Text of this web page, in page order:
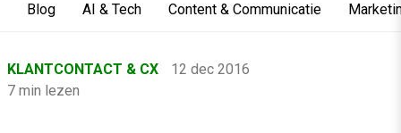
Blog AI & Tech Content & Communicatie
›KLANTCONTACT & CX
12 dec 2016
7 min lezen